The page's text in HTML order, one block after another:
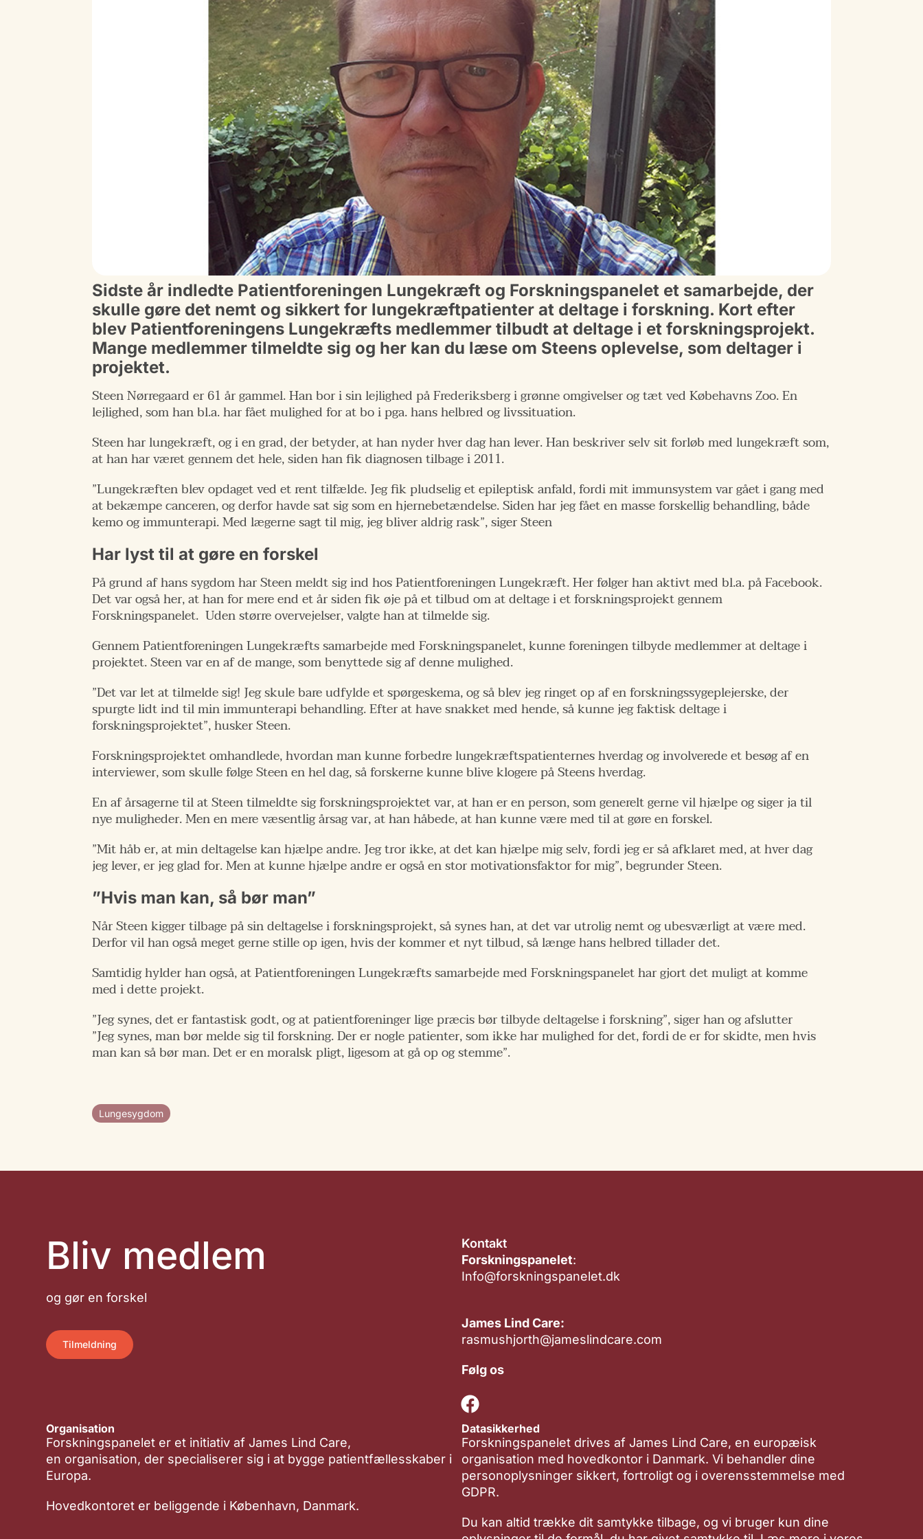
Sidste år indledte Patientforeningen Lungekræft og Forskningspanelet et samarbejde, der
skulle gøre det nemt og sikkert for lungekræftpatienter at deltage i forskning. Kort efter
blev Patientforeningens Lungekræfts medlemmer tilbudt at deltage i et forskningsprojekt.
Mange medlemmer tilmeldte sig og her kan du læse om Steens oplevelse, som deltager i
projektet.
Steen Nørregaard er 61 år gammel. Han bor i sin lejlighed på Frederiksberg i grønne omgivelser og tæt ved Købehavns Zoo. En
lejlighed, som han bl.a. har fået mulighed for at bo i pga. hans helbred og livssituation.
Steen har lungekræft, og i en grad, der betyder, at han nyder hver dag han lever. Han beskriver selv sit forløb med lungekræft som,
at han har været gennem det hele, siden han fik diagnosen tilbage i 2011.
”Lungekræften blev opdaget ved et rent tilfælde. Jeg fik pludselig et epileptisk anfald, fordi mit immunsystem var gået i gang med
at bekæmpe canceren, og derfor havde sat sig som en hjernebetændelse. Siden har jeg fået en masse forskellig behandling, både
kemo og immunterapi. Med lægerne sagt til mig, jeg bliver aldrig rask”, siger Steen
Har lyst til at gøre en forskel
På grund af hans sygdom har Steen meldt sig ind hos Patientforeningen Lungekræft. Her følger han aktivt med bl.a. på Facebook.
Det var også her, at han for mere end et år siden fik øje på et tilbud om at deltage i et forskningsprojekt gennem
Forskningspanelet. Uden større overvejelser, valgte han at tilmelde sig.
Gennem Patientforeningen Lungekræfts samarbejde med Forskningspanelet, kunne foreningen tilbyde medlemmer at deltage i
projektet. Steen var en af de mange, som benyttede sig af denne mulighed.
”Det var let at tilmelde sig! Jeg skule bare udfylde et spørgeskema, og så blev jeg ringet op af en forskningssygeplejerske, der
spurgte lidt ind til min immunterapi behandling. Efter at have snakket med hende, så kunne jeg faktisk deltage i
forskningsprojektet”, husker Steen.
Forskningsprojektet omhandlede, hvordan man kunne forbedre lungekræftspatienternes hverdag og involverede et besøg af en
interviewer, som skulle følge Steen en hel dag, så forskerne kunne blive klogere på Steens hverdag.
En af årsagerne til at Steen tilmeldte sig forskningsprojektet var, at han er en person, som generelt gerne vil hjælpe og siger ja til
nye muligheder. Men en mere væsentlig årsag var, at han håbede, at han kunne være med til at gøre en forskel.
”Mit håb er, at min deltagelse kan hjælpe andre. Jeg tror ikke, at det kan hjælpe mig selv, fordi jeg er så afklaret med, at hver dag
jeg lever, er jeg glad for. Men at kunne hjælpe andre er også en stor motivationsfaktor for mig”, begrunder Steen.
”Hvis man kan, så bør man”
Når Steen kigger tilbage på sin deltagelse i forskningsprojekt, så synes han, at det var utrolig nemt og ubesværligt at være med.
Derfor vil han også meget gerne stille op igen, hvis der kommer et nyt tilbud, så længe hans helbred tillader det.
Samtidig hylder han også, at Patientforeningen Lungekræfts samarbejde med Forskningspanelet har gjort det muligt at komme
med i dette projekt.
”Jeg synes, det er fantastisk godt, og at patientforeninger lige præcis bør tilbyde deltagelse i forskning”, siger han og afslutter
”Jeg synes, man bør melde sig til forskning. Der er nogle patienter, som ikke har mulighed for det, fordi de er for skidte, men hvis
man kan så bør man. Det er en moralsk pligt, ligesom at gå op og stemme”.
Lungesygdom
Bliv medlem
og gør en forskel
Tilmeldning
Kontakt
Forskningspanelet:
Info@forskningspanelet.dk
James Lind Care:
rasmushjorth@jameslindcare.com
Følg os
Organisation
Forskningspanelet er et initiativ af James Lind Care,
en organisation, der specialiserer sig i at bygge patientfællesskaber i
Europa.
Hovedkontoret er beliggende i København, Danmark.
Datasikkerhed
Forskningspanelet drives af James Lind Care, en europæisk
organisation med hovedkontor i Danmark. Vi behandler dine
personoplysninger sikkert, fortroligt og i overensstemmelse med
GDPR.
Du kan altid trække dit samtykke tilbage, og vi bruger kun dine